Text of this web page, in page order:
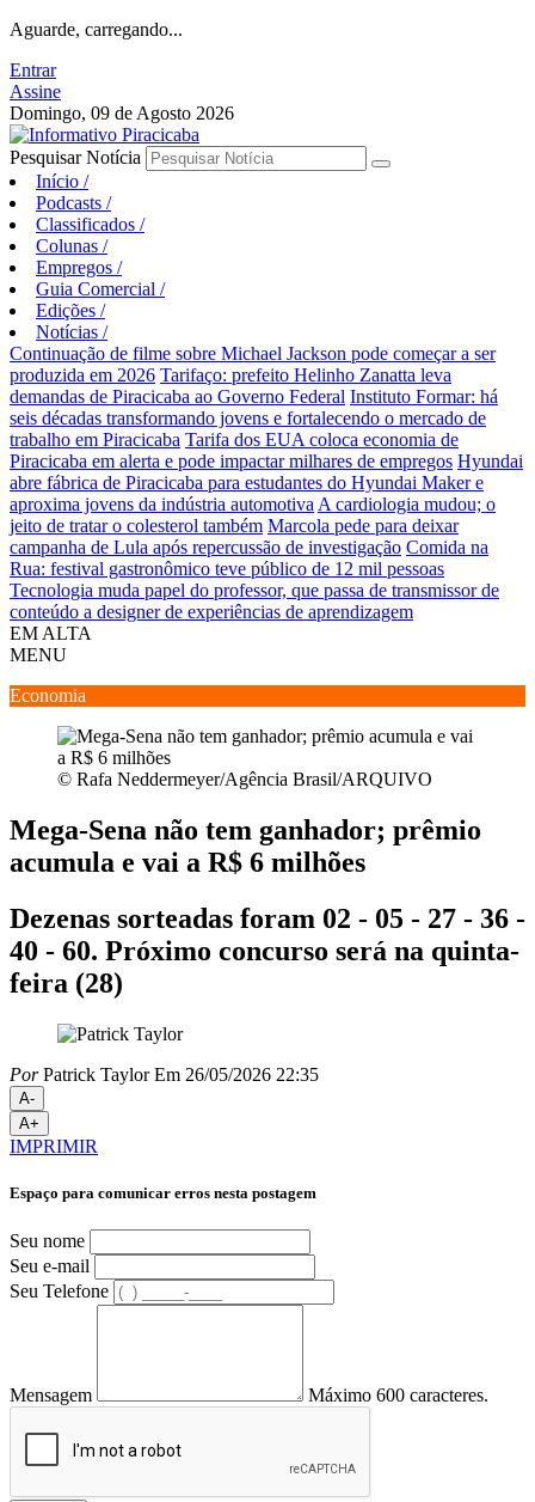
Aguarde, carregando...
Entrar
Assine
Domingo, 09 de Agosto 2026
Pesquisar Notícia
Início /
Podcasts /
Classificados /
Colunas /
Empregos /
Guia Comercial /
Edições /
Notícias /
Continuação de filme sobre Michael Jackson pode começar a ser
produzida em 2026 Tarifaço: prefeito Helinho Zanatta leva
demandas de Piracicaba ao Governo Federal Instituto Formar: há
seis décadas transformando jovens e fortalecendo o mercado de
trabalho em Piracicaba Tarifa dos EUA coloca economia de
Piracicaba em alerta e pode impactar milhares de empregos Hyundai
abre fábrica de Piracicaba para estudantes do Hyundai Maker e
aproxima jovens da indústria automotiva A cardiologia mudou; o
jeito de tratar o colesterol também Marcola pede para deixar
campanha de Lula após repercussão de investigação Comida na
Rua: festival gastronômico teve público de 12 mil pessoas
Tecnologia muda papel do professor, que passa de transmissor de
conteúdo a designer de experiências de aprendizagem
EM ALTA
MENU
Economia
© Rafa Neddermeyer/Agência Brasil/ARQUIVO
Mega-Sena não tem ganhador; prêmio
acumula e vai a R$ 6 milhões
Dezenas sorteadas foram 02 - 05 - 27 - 36 -
40 - 60. Próximo concurso será na quinta-
feira (28)
PorPatrick Taylor Em 26/05/2026 22:35
A-
A+
IMPRIMIR
Espaço para comunicar erros nesta postagem
Seu nome
Seu e-mail
Seu Telefone
Mensagem Máximo 600 caracteres.